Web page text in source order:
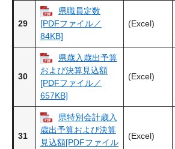
29
県職員定数
[PDFファイル／
84KB]
(Excel)
30
県歳入歳出予算
および決算見込額
[PDFファイル／
657KB]
(Excel)
31
県特別会計歳入
歳出予算および決算
見込額[PDFファイル
(Excel)